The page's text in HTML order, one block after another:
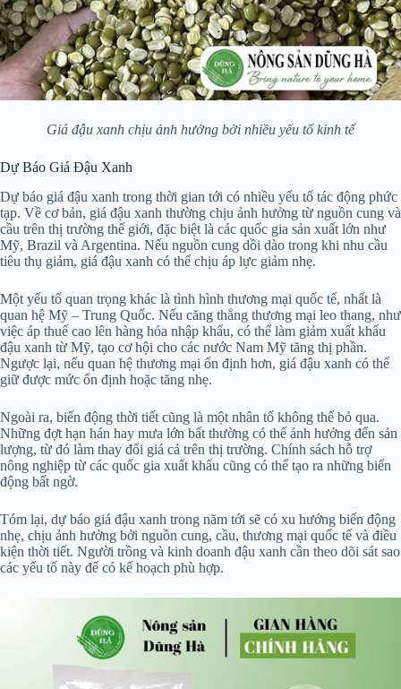
Giá đậu xanh chịu ảnh hưởng bởi nhiều yếu tố kinh tế
Dự Báo Giá Đậu Xanh
Dự báo giá đậu xanh trong thời gian tới có nhiều yếu tố tác động phức
tạp. Về cơ bản, giá đậu xanh thường chịu ảnh hưởng từ nguồn cung và
cầu trên thị trường thế giới, đặc biệt là các quốc gia sản xuất lớn như
Mỹ, Brazil và Argentina. Nếu nguồn cung dồi dào trong khi nhu cầu
tiêu thụ giảm, giá đậu xanh có thể chịu áp lực giảm nhẹ.
Một yếu tố quan trọng khác là tình hình thương mại quốc tế, nhất là
quan hệ Mỹ – Trung Quốc. Nếu căng thẳng thương mại leo thang, như
việc áp thuế cao lên hàng hóa nhập khẩu, có thể làm giảm xuất khẩu
đậu xanh từ Mỹ, tạo cơ hội cho các nước Nam Mỹ tăng thị phần.
Ngược lại, nếu quan hệ thương mại ổn định hơn, giá đậu xanh có thể
giữ được mức ổn định hoặc tăng nhẹ.
Ngoài ra, biến động thời tiết cũng là một nhân tố không thể bỏ qua.
Những đợt hạn hán hay mưa lớn bất thường có thể ảnh hưởng đến sản
lượng, từ đó làm thay đổi giá cả trên thị trường. Chính sách hỗ trợ
nông nghiệp từ các quốc gia xuất khẩu cũng có thể tạo ra những biến
động bất ngờ.
Tóm lại, dự báo giá đậu xanh trong năm tới sẽ có xu hướng biến động
nhẹ, chịu ảnh hưởng bởi nguồn cung, cầu, thương mại quốc tế và điều
kiện thời tiết. Người trồng và kinh doanh đậu xanh cần theo dõi sát sao
các yếu tố này để có kế hoạch phù hợp.